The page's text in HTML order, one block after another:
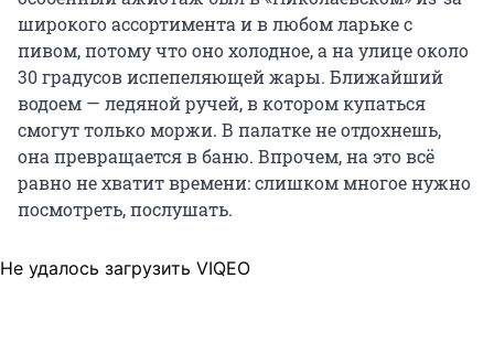
широкого ассортимента и в любом ларьке с
пивом, потому что оно холодное, а на улице около
30 градусов испепеляющей жары. Ближайший
водоем — ледяной ручей, в котором купаться
смогут только моржи. В палатке не отдохнешь,
она превращается в баню. Впрочем, на это всё
равно не хватит времени: слишком многое нужно
посмотреть, послушать.
Не удалось загрузить VIQEO